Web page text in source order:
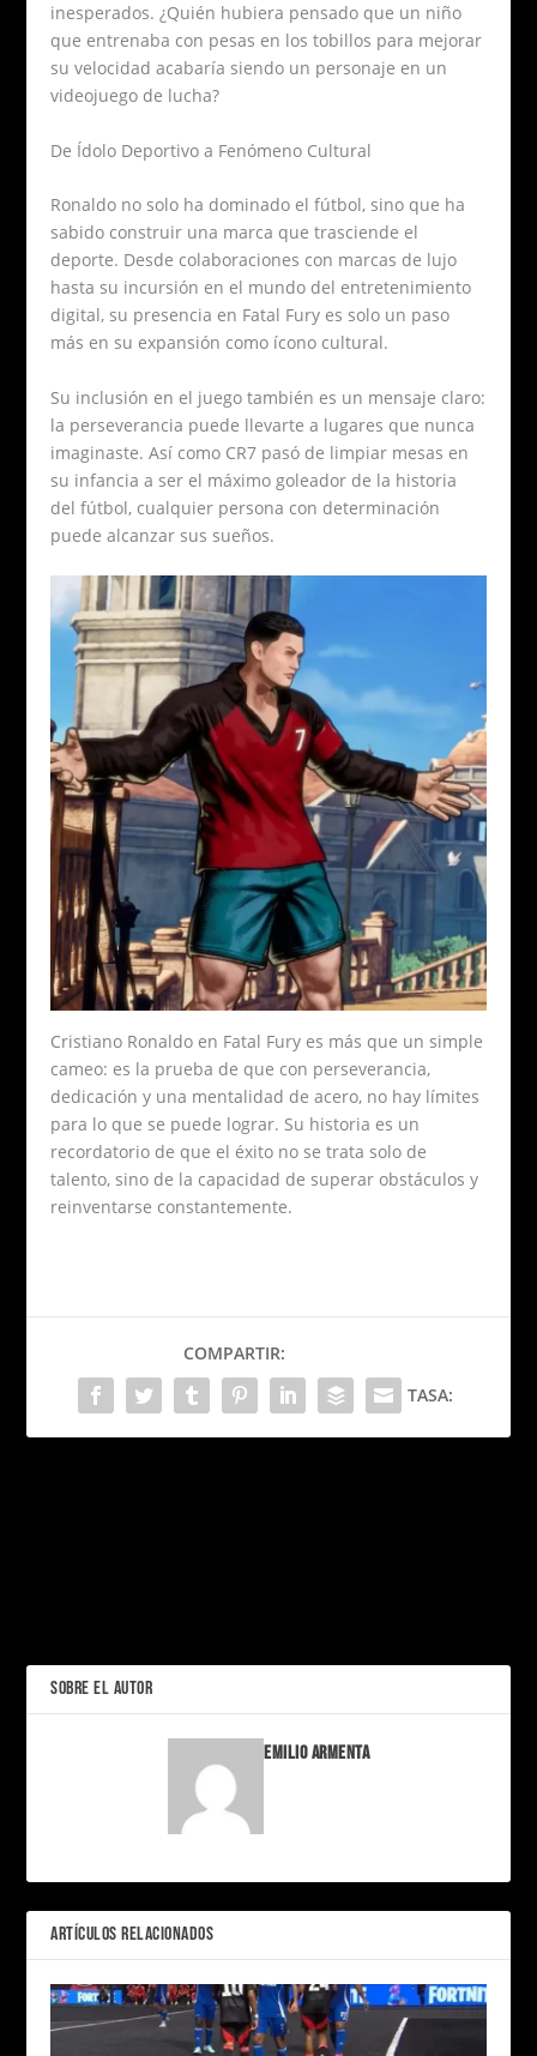
inesperados. ¿Quién hubiera pensado que un niño
que entrenaba con pesas en los tobillos para mejorar
su velocidad acabaría siendo un personaje en un
videojuego de lucha?
De Ídolo Deportivo a Fenómeno Cultural
Ronaldo no solo ha dominado el fútbol, sino que ha
sabido construir una marca que trasciende el
deporte. Desde colaboraciones con marcas de lujo
hasta su incursión en el mundo del entretenimiento
digital, su presencia en Fatal Fury es solo un paso
más en su expansión como ícono cultural.
Su inclusión en el juego también es un mensaje claro:
la perseverancia puede llevarte a lugares que nunca
imaginaste. Así como CR7 pasó de limpiar mesas en
su infancia a ser el máximo goleador de la historia
del fútbol, cualquier persona con determinación
puede alcanzar sus sueños.
Cristiano Ronaldo en Fatal Fury es más que un simple
cameo: es la prueba de que con perseverancia,
dedicación y una mentalidad de acero, no hay límites
para lo que se puede lograr. Su historia es un
recordatorio de que el éxito no se trata solo de
talento, sino de la capacidad de superar obstáculos y
reinventarse constantemente.
COMPARTIR:
TASA:
SOBRE EL AUTOR
Emilio Armenta
ARTÍCULOS RELACIONADOS